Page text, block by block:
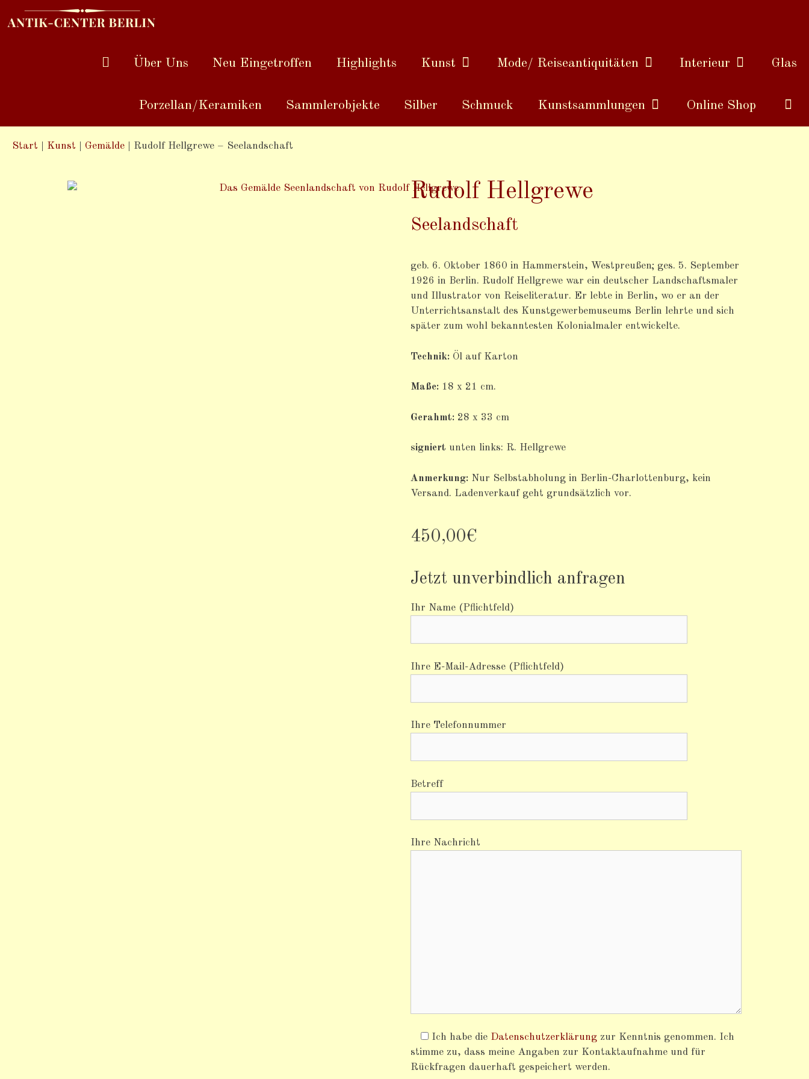
Über Uns Neu Eingetroffen Highlights Kunst Mode/ Reiseantiquitäten Interieur Glas
Porzellan/Keramiken Sammlerobjekte Silber Schmuck Kunstsammlungen Online Shop
Start Kunst Gemälde Rudolf Hellgrewe – Seelandschaft
Rudolf Hellgrewe
Seelandschaft
geb. 6. Oktober 1860 in Hammerstein, Westpreußen; ges. 5. September
1926 in Berlin. Rudolf Hellgrewe war ein deutscher Landschaftsmaler
und Illustrator von Reiseliteratur. Er lebte in Berlin, wo er an der
Unterrichtsanstalt des Kunstgewerbemuseums Berlin lehrte und sich
später zum wohl bekanntesten Kolonialmaler entwickelte.
Technik: Öl auf Karton
Maße: 18 x 21 cm.
Gerahmt: 28 x 33 cm
signiert unten links: R. Hellgrewe
Anmerkung: Nur Selbstabholung in Berlin-Charlottenburg, kein
Versand. Ladenverkauf geht grundsätzlich vor.
450,00€
Jetzt unverbindlich anfragen
Ihr Name (Pflichtfeld)
Ihre E-Mail-Adresse (Pflichtfeld)
Ihre Telefonnummer
Betreff
Ihre Nachricht
Ich habe die Datenschutzerklärung zur Kenntnis genommen. Ich
stimme zu, dass meine Angaben zur Kontaktaufnahme und für
Rückfragen dauerhaft gespeichert werden.